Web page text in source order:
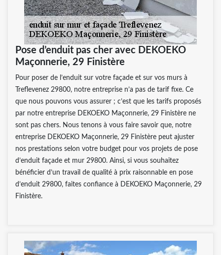
Pose d’enduit pas cher avec DEKOEKO
Maçonnerie, 29 Finistère
Pour poser de l’enduit sur votre façade et sur vos murs à
Treflevenez 29800, notre entreprise n’a pas de tarif fixe. Ce
que nous pouvons vous assurer ; c’est que les tarifs proposés
par notre entreprise DEKOEKO Maçonnerie, 29 Finistère ne
sont pas chers. Nous tenons à vous faire savoir que, notre
entreprise DEKOEKO Maçonnerie, 29 Finistère peut ajuster
nos prestations selon votre budget pour vos projets de pose
d’enduit façade et mur 29800. Ainsi, si vous souhaitez
bénéficier d’un travail de qualité à prix raisonnable en pose
d’enduit 29800, faites confiance à DEKOEKO Maçonnerie, 29
Finistère.